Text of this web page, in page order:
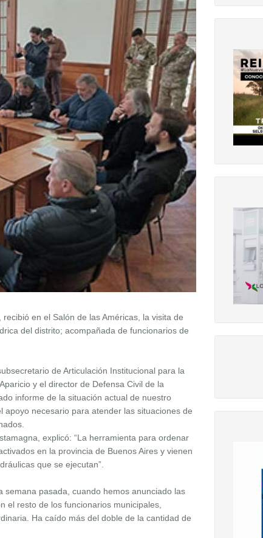
en el Salón de las Américas, la visita de
del distrito; acompañada de funcionarios de
de Articulación Institucional para la
y el director de Defensa Civil de la
informe de la situación actual de nuestro
necesario para atender las situaciones de
explicó: “La herramienta para ordenar
en la provincia de Buenos Aires y vienen
que se ejecutan”.
semana pasada, cuando hemos anunciado las
el resto de los funcionarios municipales,
Ha caído más del doble de la cantidad de